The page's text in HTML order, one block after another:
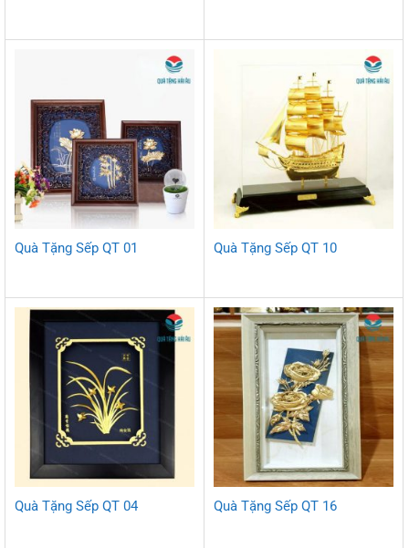
Quà Tặng Sếp QT 01 Quà Tặng Sếp QT 10
Quà Tặng Sếp QT 04 Quà Tặng Sếp QT 16